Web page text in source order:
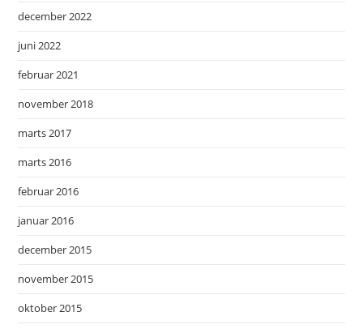
december 2022
juni 2022
februar 2021
november 2018
marts 2017
marts 2016
februar 2016
januar 2016
december 2015
november 2015
oktober 2015